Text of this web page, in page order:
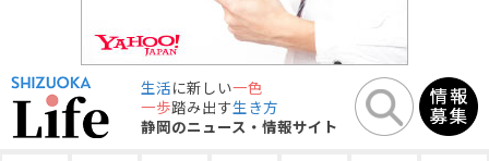
生活に新しい一色
一歩踏み出す生き方
静岡のニュース・情報サイト